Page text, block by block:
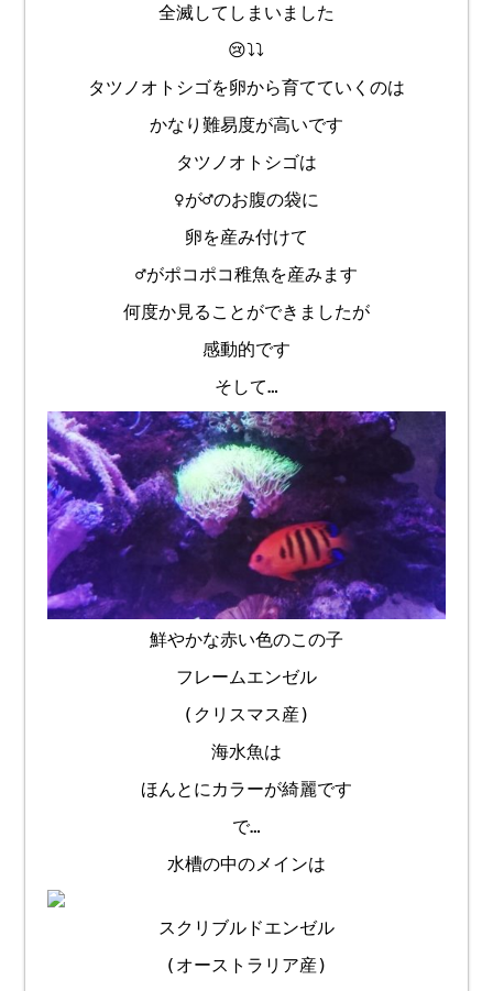
全滅してしまいました
😢⤵️⤵️
タツノオトシゴを卵から育てていくのは
かなり難易度が高いです
タツノオトシゴは
♀が♂のお腹の袋に
卵を産み付けて
♂がポコポコ稚魚を産みます
何度か見ることができましたが
感動的です
そして…
鮮やかな赤い色のこの子
フレームエンゼル
(クリスマス産)
海水魚は
ほんとにカラーが綺麗です
で…
水槽の中のメインは
スクリブルドエンゼル
(オーストラリア産)